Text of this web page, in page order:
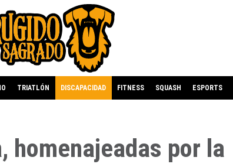
TRIATLÓN DISCAPACIDAD FITNESS SQUASH ESPORTS
homenajeadas por la